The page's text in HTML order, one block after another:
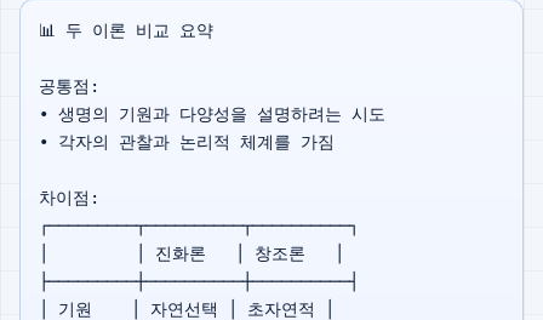
📊 두 이론 비교 요약
공통점:
• 생명의 기원과 다양성을 설명하려는 시도
• 각자의 관찰과 논리적 체계를 가짐
차이점:
┌─────────┬──────────┬──────────┐
│         │ 진화론   │ 창조론   │
├─────────┼──────────┼──────────┤
│ 기원    │ 자연선택 │ 초자연적 │